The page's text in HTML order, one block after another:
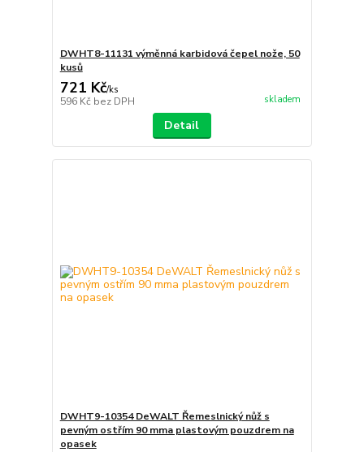
DWHT8-11131 výměnná karbidová čepel nože, 50
kusů
721 Kč/ks
596 Kč bez DPH skladem
Detail
DWHT9-10354 DeWALT Řemeslnický nůž s
pevným ostřím 90 mma plastovým pouzdrem na
opasek